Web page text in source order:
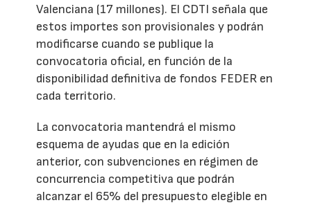
Valenciana (17 millones). El CDTI señala que
estos importes son provisionales y podrán
modificarse cuando se publique la
convocatoria oficial, en función de la
disponibilidad definitiva de fondos FEDER en
cada territorio.
La convocatoria mantendrá el mismo
esquema de ayudas que en la edición
anterior, con subvenciones en régimen de
concurrencia competitiva que podrán
alcanzar el 65% del presupuesto elegible en